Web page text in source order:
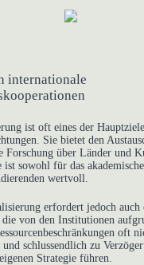
internationale
ist oft eines der
Sie bietet den
Forschung über Länder und
sowohl für das
wertvoll.
erfordert jedoch auch
die von den Institutionen
oft
schlussendlich zu
Strategie führen.